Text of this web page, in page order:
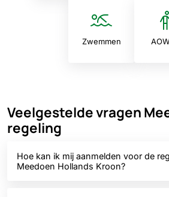
Zwemmen
Veelgestelde vragen
regeling
Hoe kan ik mij aanmelden voor de
Meedoen Hollands Kroon?